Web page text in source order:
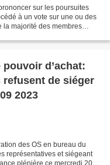
sur les poursuites
à un vote sur une ou des
la majorité des membres
d’achat:
de siéger
2023
des OS en bureau du
représentatives et siégeant
plénière ce mercredi 20